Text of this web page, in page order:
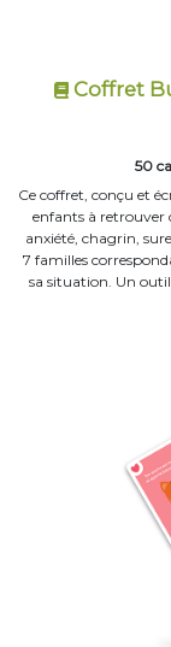
Coffret
50
Ce coffret, conçu et
enfants à retrouver
anxiété, chagrin,
7 familles
sa situation. Un